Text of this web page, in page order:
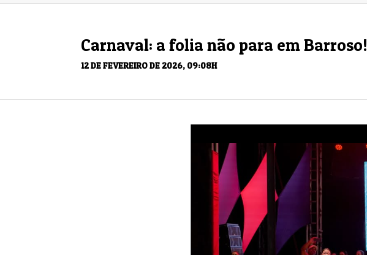
Carnaval: a folia não para em Barroso!
12 DE FEVEREIRO DE 2026, 09:08H